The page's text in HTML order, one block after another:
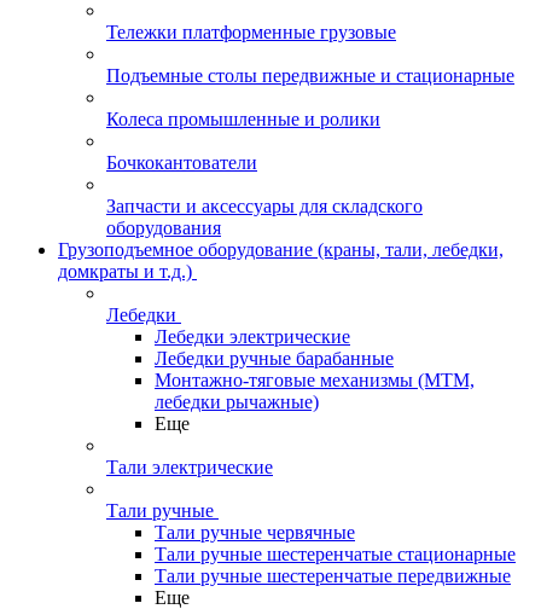
Тележки платформенные грузовые
Подъемные столы передвижные и стационарные
Колеса промышленные и ролики
Бочкокантователи
Запчасти и аксессуары для складского
оборудования
Грузоподъемное оборудование (краны, тали, лебедки,
домкраты и т.д.)
Лебедки
Лебедки электрические
Лебедки ручные барабанные
Монтажно-тяговые механизмы (МТМ,
лебедки рычажные)
Еще
Тали электрические
Тали ручные
Тали ручные червячные
Тали ручные шестеренчатые стационарные
Тали ручные шестеренчатые передвижные
Еще